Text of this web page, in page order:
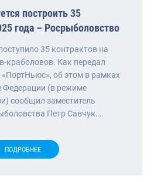
построить 35
года – Росрыболовство
35 контрактов на
краболовов. Как передал
об этом в рамках
Федерации (в режиме
сообщил заместитель
Петр Савчук.…
ПОДРОБНЕЕ